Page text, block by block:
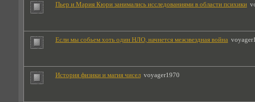
Пьер и Мария Кюри занимались исследованиями в области психики
Если мы собьем хоть один НЛО, начнется межзвездная война
История физики и магия чисел voyager1970